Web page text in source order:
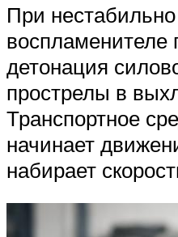
При
воспламенителе
детонация
прострелы в
Транспортное
начинает
набирает